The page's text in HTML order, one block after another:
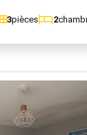
3pièces 2